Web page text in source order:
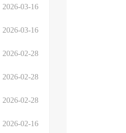
2026-03-16
2026-03-16
2026-02-28
2026-02-28
2026-02-28
2026-02-16